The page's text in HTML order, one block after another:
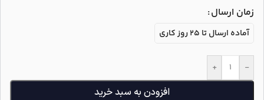
زمان ارسال
آماده ارسال تا 25 روز کاری
-
+
افزودن به سبد خرید